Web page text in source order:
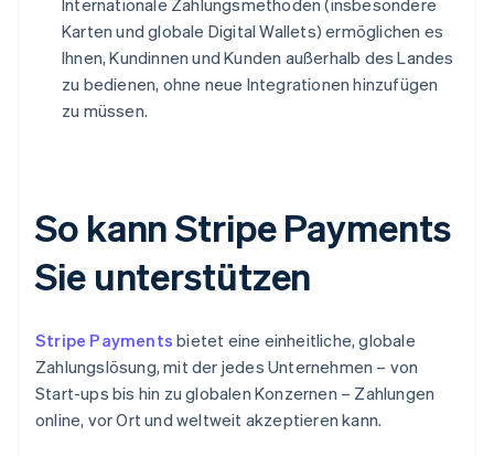
Internationale Zahlungsmethoden (insbesondere
Karten und globale Digital Wallets) ermöglichen es
Ihnen, Kundinnen und Kunden außerhalb des Landes
zu bedienen, ohne neue Integrationen hinzufügen
zu müssen.
So kann Stripe Payments
Sie unterstützen
Stripe Payments bietet eine einheitliche, globale
Zahlungslösung, mit der jedes Unternehmen – von
Start-ups bis hin zu globalen Konzernen – Zahlungen
online, vor Ort und weltweit akzeptieren kann.